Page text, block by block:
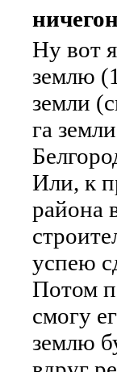
Ну вот
землю
земли
га
Или, к
района
успею
Потом
смогу
землю